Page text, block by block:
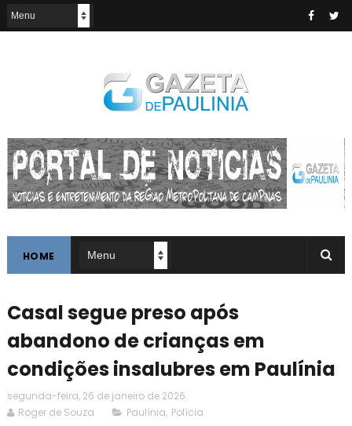
HOME
Casal segue preso após
abandono de crianças em
condições insalubres em Paulínia
segunda-feira, 26 de janeiro de 2026
Roger de Souza
Paulínia, Polícia